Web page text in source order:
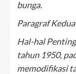
bunga.
Paragraf Kedua
Hal-hal
tahun 1950,
memodifikasi